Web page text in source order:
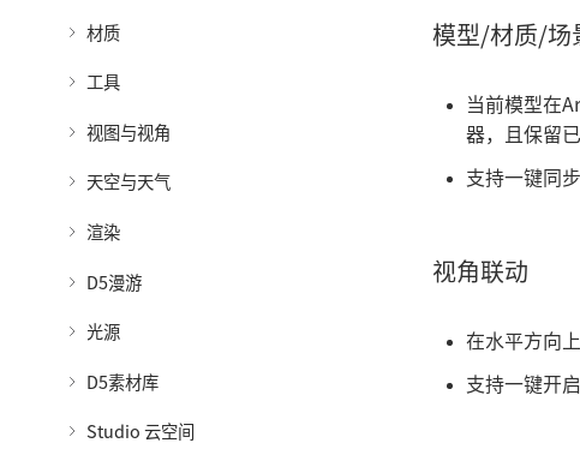
材质
工具
视图与视角
天空与天气
渲染
D5漫游
光源
D5素材库
Studio 云空间
模型/材质/场
当前模型在
器，且保留
支持一键同
视角联动
在水平方向
支持一键开